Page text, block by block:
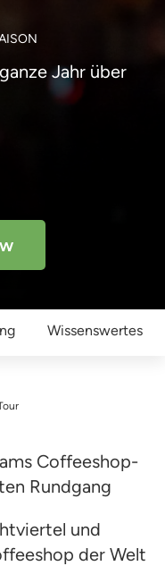
Jahr über
Wissenswertes
Coffeeshop-
Rundgang
und
der Welt